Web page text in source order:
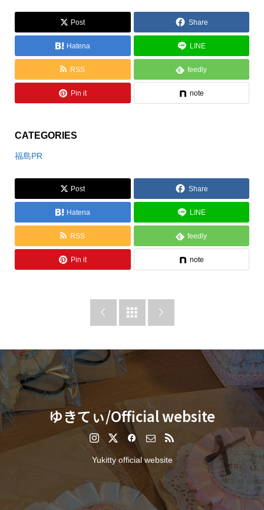
Post Share
Hatena LINE
RSS feedly
Pin it note
CATEGORIES
福島PR
Post Share
Hatena LINE
RSS feedly
Pin it note
  
ゆきてぃ/Official website
Yukitty official website